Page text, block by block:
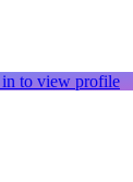
to view profile